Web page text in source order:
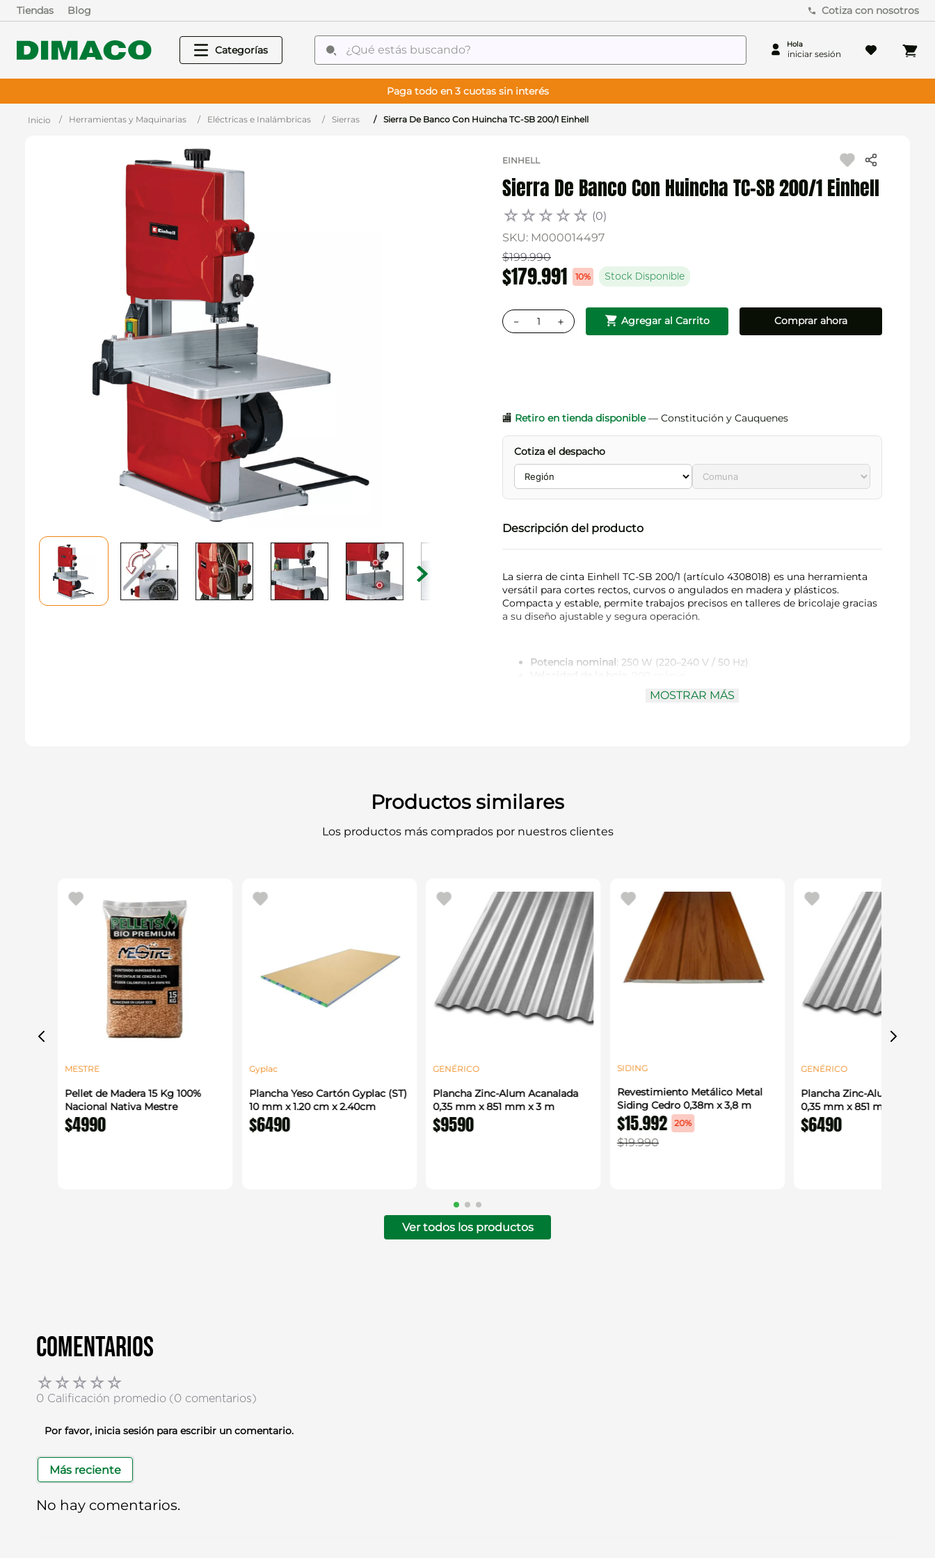
Tiendas Blog Cotiza con nosotros
¿Qué estás buscando?
Paga todo en 3 cuotas sin interés
Herramientas y Maquinarias Eléctricas e Inalámbricas Sierras Sierra De Banco Con Huincha TC-SB 200/1 Einhell
EINHELL
Sierra De Banco Con Huincha TC-SB 200/1 Einhell
☆☆☆☆☆ (0)
SKU: M000014497
$199.990
$179.991 10% Stock Disponible
＋
－ Agregar al Carrito Comprar ahora
🏬 Retiro en tienda disponible— Constitución y Cauquenes
Cotiza el despacho
Descripción del producto
La sierra de cinta Einhell TC-SB 200/1 (artículo 4308018) es una herramienta
versátil para cortes rectos, curvos o angulados en madera y plásticos.
Compacta y estable, permite trabajos precisos en talleres de bricolaje gracias
a su diseño ajustable y segura operación.
Potencia nominal: 250 W (220–240 V / 50 Hz)
: 305 × 305 mm, inclinable hasta 45°
: 80 mm a 90°; 45 mm a 45°
Peso aproximado
MOSTRAR MÁS
Productos similares
Los productos más comprados por nuestros clientes
MESTRE
Pellet de Madera 15 Kg 100%
Nacional Nativa Mestre
$4990
Gyplac
Plancha Yeso Cartón Gyplac (ST)
10 mm x 1.20 cm x 2.40cm
$6490
GENÉRICO
Plancha Zinc-Alum Acanalada
0,35 mm x 851 mm x 3 m
$9590
SIDING
Revestimiento Metálico Metal
Siding Cedro 0,38m x 3,8 m
$15.992 20%
$19.990
GENÉRICO
Plancha Zinc-Alum
0,35 mm x 851 mm x 2 m
$6490
Ver todos los productos
Comentarios
☆☆☆☆☆
0 Calificación promedio (0 comentarios)
Por favor, inicia sesión para escribir un comentario.
Más reciente
No hay comentarios.